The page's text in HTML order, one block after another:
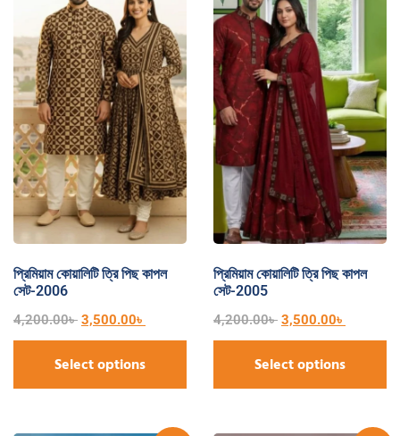
প্রিমিয়াম কোয়ালিটি ত্রি পিছ কাপল
সেট-2006
4,200.00৳ 3,500.00৳
Select options
প্রিমিয়াম কোয়ালিটি ত্রি পিছ কাপল
সেট-2005
4,200.00৳ 3,500.00৳
Select options